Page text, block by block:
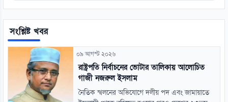
সংশ্লিষ্ট খবর
০৯ আগস্ট ২০২৬
রাষ্ট্রপতি নির্বাচনের ভোটার তালিকায় আলোচিত
গাজী নজরুল ইসলাম
নৈতিক স্খলনের অভিযোগে দলীয় পদ এবং জামায়াতে